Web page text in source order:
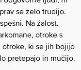
se zelo trudijo.
Na žalost.
otroke s
otroke, ki se jih bojijo
pretepajo in mučijo.